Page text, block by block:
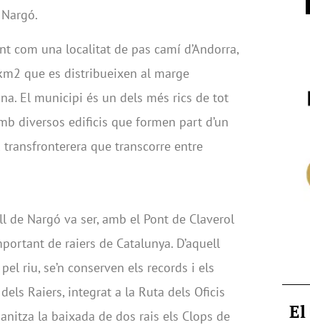
com una localitat de pas camí d’Andorra,
que es distribueixen al marge
El municipi és un dels més rics de tot
diversos edificis que formen part d’un
que transcorre entre
de Nargó va ser, amb el Pont de Claverol
de raiers de Catalunya. D’aquell
riu, se’n conserven els records i els
Raiers, integrat a la Ruta dels Oficis
la baixada de dos rais els Clops de
El